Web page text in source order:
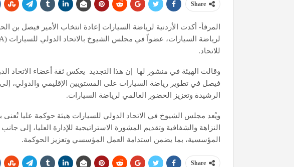
Share
المرفأ- أكدت الأردنية لرياضة السيارات إعادة انتخاب الأمير فيصل بن
للاتحاد.
وقالت الهيئة في منشور لها إن هذا التجديد يعكس ثقة أعضاء الاتحاد
فيصل في تطوير رياضة السيارات على المستويين الإقليمي والدولي،
الرشيدة وتعزيز الحضور العالمي لرياضة السيارات.
ويُعد مجلس الشيوخ في الاتحاد الدولي للسيارات هيئة حوكمة عليا تُعنى
النزاهة والشفافية وتقديم المشورة الاستراتيجية للإدارة العليا، إلى
المؤسسية، بما يضمن استدامة العمل المؤسسي وتعزيز الحوكمة.
Share